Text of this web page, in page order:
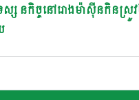
ស្ស នកិច្ចនៅរោងម៉ាស៊ីនកិនស្រូវ